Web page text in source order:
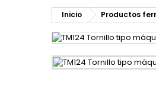
Inicio Productos